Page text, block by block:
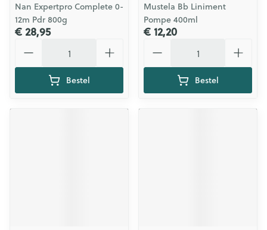
Nan Expertpro Complete 0-
12m Pdr 800g
€ 28,95
Bestel
Mustela Bb Liniment
Pompe 400ml
€ 12,20
Bestel